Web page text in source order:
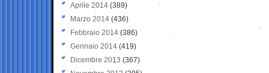
Aprile 2014 (389)
Marzo 2014 (436)
Febbraio 2014 (386)
Gennaio 2014 (419)
Dicembre 2013 (367)